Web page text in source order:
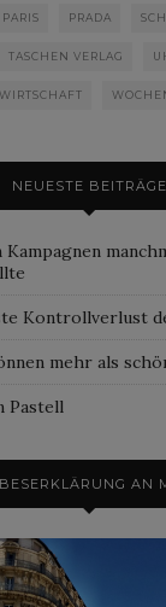
PARIS PRADA
TASCHEN VERLAG
WIRTSCHAFT
NEUESTE BEITRÄGE
Kampagnen
Kontrollverlust
mehr als
Pastell
AN